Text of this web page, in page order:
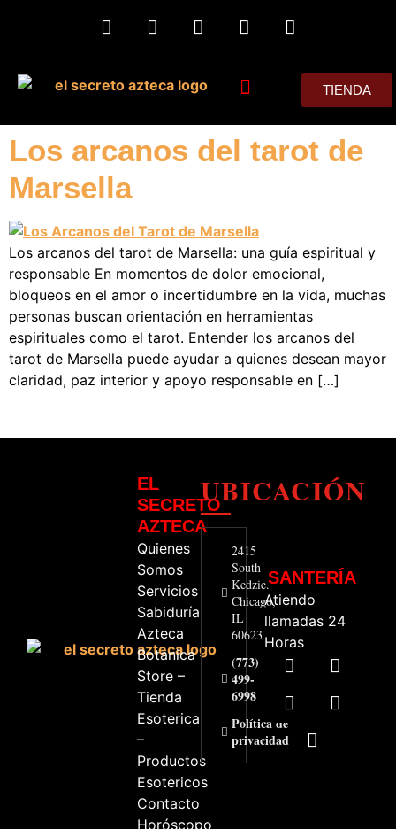
TIENDA
Los arcanos del tarot de
Marsella
Los arcanos del tarot de Marsella: una guía espiritual y
responsable En momentos de dolor emocional,
bloqueos en el amor o incertidumbre en la vida, muchas
personas buscan orientación en herramientas
espirituales como el tarot. Entender los arcanos del
tarot de Marsella puede ayudar a quienes desean mayor
claridad, paz interior y apoyo responsable en […]
EL
SECRETO
AZTECA
Quienes
Somos
Servicios
Sabiduría
Azteca
Botanica
Store –
Tienda
Esoterica
–
Productos
Esotericos
Contacto
Horóscopo
UBICACIÓN
2415
South
Kedzie.
Chicago,
IL
60623
(773)
499-
6998
Política de
privacidad
SANTERÍA
Atiendo
llamadas 24
Horas